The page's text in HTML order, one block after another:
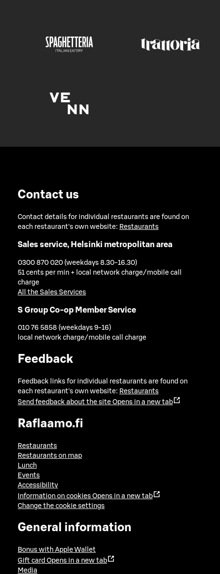
Contact us
Contact details for individual restaurants are found on
each restaurant's own website: Restaurants
Sales service, Helsinki metropolitan area
0300 870 020 (weekdays 8.30-16.30)
51 cents per min + local network charge/mobile call
charge
All the Sales Services
S Group Co-op Member Service
010 76 5858 (weekdays 9-16)
local network charge/mobile call charge
Feedback
Feedback links for individual restaurants are found on
each restaurant's own website: Restaurants
Send feedback about the site Opens in a new tab
Raflaamo.fi
Restaurants
Restaurants on map
Lunch
Events
Accessibility
Information on cookies Opens in a new tab
Change the cookie settings
General information
Bonus with Apple Wallet
Gift card Opens in a new tab
Media